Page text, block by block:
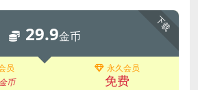
下载
29.9金币
员
金币
永久会员
免费